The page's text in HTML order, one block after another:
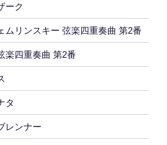
ーク
ムリンスキー 弦楽四重奏曲 第2番
楽四重奏曲 第2番
タ
レンナー